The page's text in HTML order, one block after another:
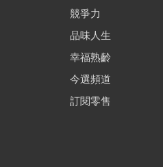
競爭力
品味人生
幸福熟齡
今選頻道
訂閱零售